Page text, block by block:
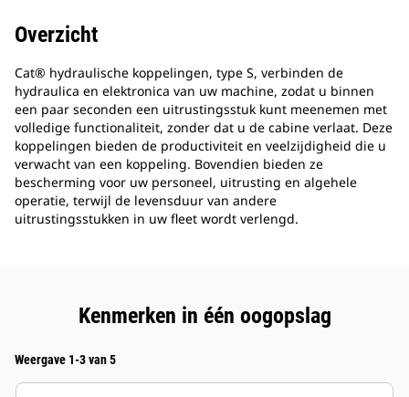
Overzicht
Cat® hydraulische koppelingen, type S, verbinden de
hydraulica en elektronica van uw machine, zodat u binnen
een paar seconden een uitrustingsstuk kunt meenemen met
volledige functionaliteit, zonder dat u de cabine verlaat. Deze
koppelingen bieden de productiviteit en veelzijdigheid die u
verwacht van een koppeling. Bovendien bieden ze
bescherming voor uw personeel, uitrusting en algehele
operatie, terwijl de levensduur van andere
uitrustingsstukken in uw fleet wordt verlengd.
Kenmerken in één oogopslag
Weergave 1-3 van 5